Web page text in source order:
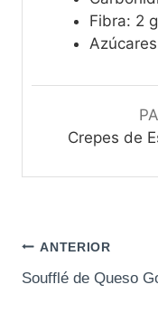
Fibra: 2 g
Crepes de
Navegación
de
ANTERIOR
Soufflé de Queso